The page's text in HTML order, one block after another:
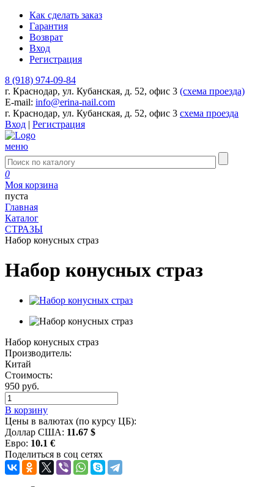
Как сделать заказ
Гарантия
Возврат
Вход
Регистрация
8 (918) 974-09-84
г. Краснодар, ул. Кубанская, д. 52, офис 3 (схема проезда)
E-mail: info@erina-nail.com
г. Краснодар, ул. Кубанская, д. 52, офис 3 схема проезда
Вход | Регистрация
меню
0
Моя корзина
пуста
Главная
Каталог
СТРАЗЫ
Набор конусных страз
Набор конусных страз
Набор конусных страз
Производитель:
Китай
Стоимость:
950 руб.
В корзину
Цены в валютах (по курсу ЦБ):
Доллар США: 11.67 $
Евро: 10.1 €
Поделиться в соц сетях